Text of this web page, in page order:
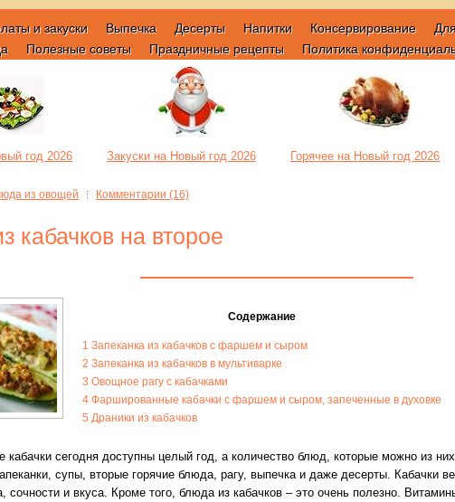
и закуски Выпечка Десерты Напитки Консервирование
Полезные советы Праздничные рецепты Политика
год 2026 Закуски на Новый год 2026 Горячее на Новый год 2026
из овощей Комментарии (16)
кабачков на второе
Содержание
1 Запеканка из кабачков с фаршем и сыром
2 Запеканка из кабачков в мультиварке
3 Овощное рагу с кабачками
4 Фаршированные кабачки с фаршем и сыром, запеченные в духовке
5 Драники из кабачков
кабачки сегодня доступны целый год, а количество блюд, которые можно из
супы, вторые горячие блюда, рагу, выпечка и даже десерты. Кабачки
сочности и вкуса. Кроме того, блюда из кабачков – это очень полезно.